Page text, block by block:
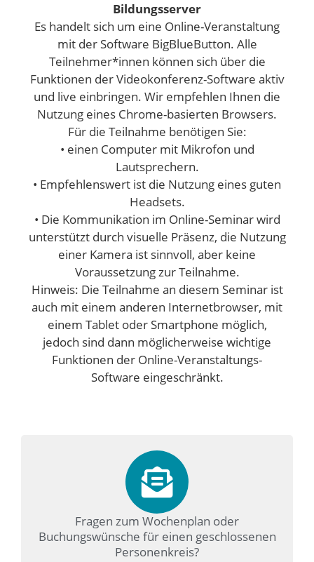
Bildungsserver
Es handelt sich um eine Online-Veranstaltung
mit der Software BigBlueButton. Alle
Teilnehmer*innen können sich über die
Funktionen der Videokonferenz-Software aktiv
und live einbringen. Wir empfehlen Ihnen die
Nutzung eines Chrome-basierten Browsers.
Für die Teilnahme benötigen Sie:
• einen Computer mit Mikrofon und
Lautsprechern.
• Empfehlenswert ist die Nutzung eines guten
Headsets.
• Die Kommunikation im Online-Seminar wird
unterstützt durch visuelle Präsenz, die Nutzung
einer Kamera ist sinnvoll, aber keine
Voraussetzung zur Teilnahme.
Hinweis: Die Teilnahme an diesem Seminar ist
auch mit einem anderen Internetbrowser, mit
einem Tablet oder Smartphone möglich,
jedoch sind dann möglicherweise wichtige
Funktionen der Online-Veranstaltungs-
Software eingeschränkt.
Fragen zum Wochenplan oder
Buchungswünsche für einen geschlossenen
Personenkreis?